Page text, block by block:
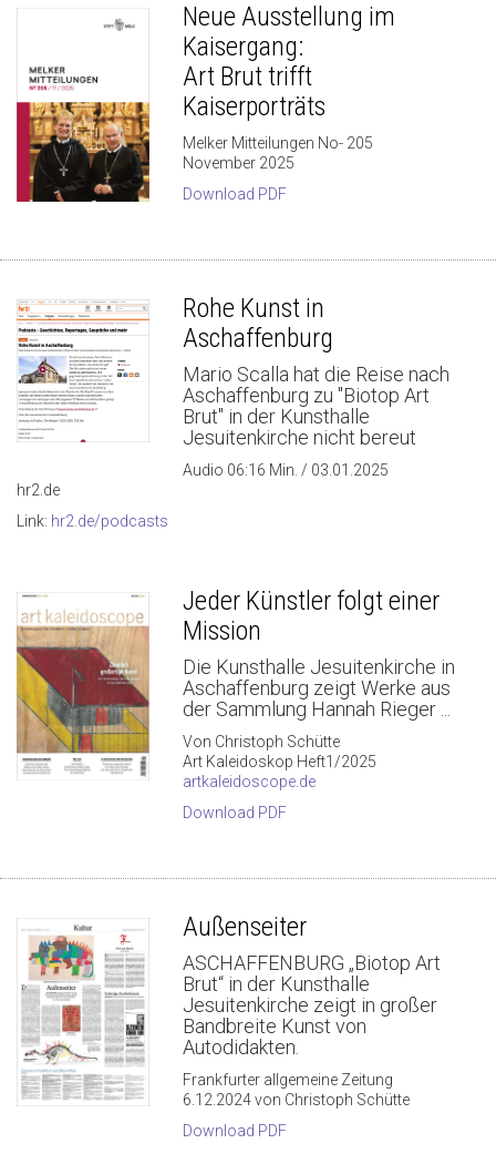
Neue Ausstellung im
Kaisergang:
Art Brut trifft
Kaiserporträts
Melker Mitteilungen No- 205
November 2025
Download PDF
Rohe Kunst in
Aschaffenburg
Mario Scalla hat die Reise nach
Aschaffenburg zu "Biotop Art
Brut" in der Kunsthalle
Jesuitenkirche nicht bereut
Audio 06:16 Min. / 03.01.2025
hr2.de
Link: hr2.de/podcasts
Jeder Künstler folgt einer
Mission
Die Kunsthalle Jesuitenkirche in
Aschaffenburg zeigt Werke aus
der Sammlung Hannah Rieger ...
Von Christoph Schütte
Art Kaleidoskop Heft1/2025
artkaleidoscope.de
Download PDF
Außenseiter
ASCHAFFENBURG „Biotop Art
Brut“ in der Kunsthalle
Jesuitenkirche zeigt in großer
Bandbreite Kunst von
Autodidakten.
Frankfurter allgemeine Zeitung
6.12.2024 von Christoph Schütte
Download PDF